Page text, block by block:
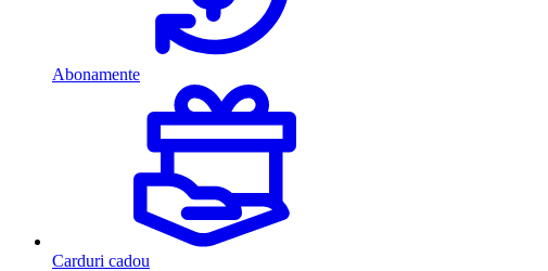
Abonamente
Carduri cadou